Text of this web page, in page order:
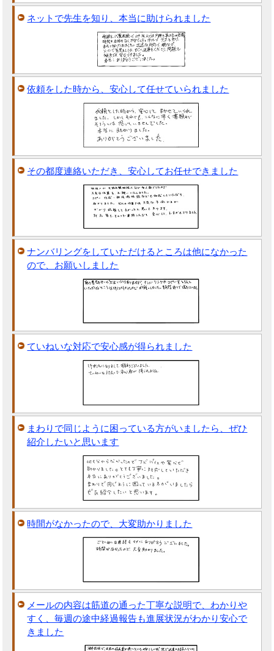
ネットで先生を知り、本当に助けられました
依頼をした時から、安心して任せていられました
その都度連絡いただき、安心してお任せできました
ナンバリングをしていただけるところは他になかった
ので、お願いしました
ていねいな対応で安心感が得られました
まわりで同じように困っている方がいましたら、ぜひ
紹介したいと思います
時間がなかったので、大変助かりました
メールの内容は筋道の通った丁寧な説明で、わかりや
すく、毎週の途中経過報告も進展状況がわかり安心で
きました